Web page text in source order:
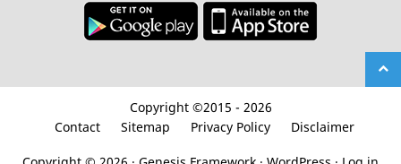
Copyright ©2015 - 2026
Contact
Sitemap Privacy Policy Disclaimer